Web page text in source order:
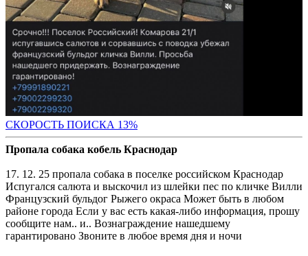
СКОРОСТЬ ПОИСКА 13%
Пропала собака кобель Краснодар
17. 12. 25 пропала собака в поселке российском Краснодар
Испугался салюта и выскочил из шлейки пес по кличке Вилли
Французский бульдог Рыжего окраса Может быть в любом
районе города Если у вас есть какая-либо информация, прошу
сообщите нам.. и.. Вознаграждение нашедшему
гарантировано Звоните в любое время дня и ночи